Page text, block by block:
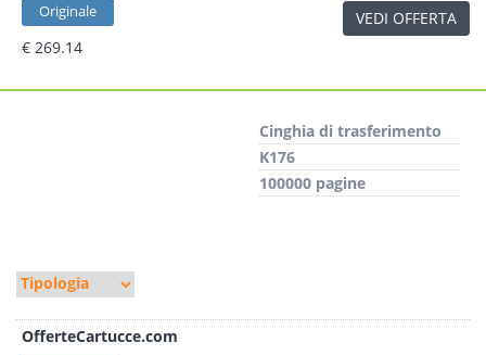
Originale
€ 269.14
VEDI OFFERTA
Cinghia di trasferimento
K176
100000 pagine
OfferteCartucce.com